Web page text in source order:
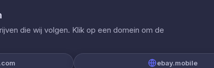
die wij volgen. Klik op een domein om de
ebay.mobile